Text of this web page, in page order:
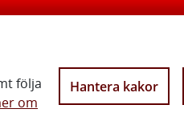
följa
om
Hantera kakor
närmare